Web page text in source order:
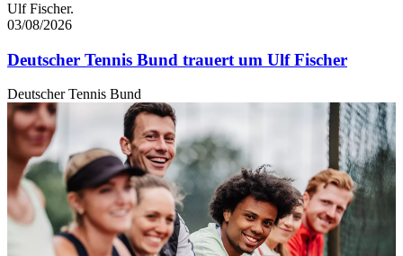
Ulf Fischer.
03/08/2026
Deutscher Tennis Bund trauert um Ulf Fischer
Deutscher Tennis Bund